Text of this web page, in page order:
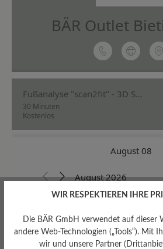
WIR RESPEKTIEREN IHRE
Die BÄR GmbH verwendet auf dieser
andere Web-Technologien („Tools“). Mit
wir und unsere Partner